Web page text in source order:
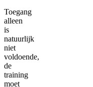
Toegang
alleen
is
natuurlijk
niet
voldoende,
de
training
moet